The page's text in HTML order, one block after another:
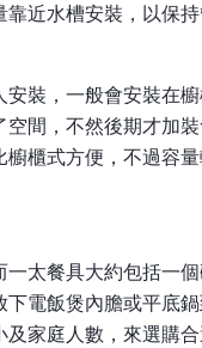
近水槽安裝，以保
裝，一般會安裝在
間，不然後期才加
櫃式方便，不過容
太餐具大約包括一
電飯煲內膽或平底
家庭人數，來選購